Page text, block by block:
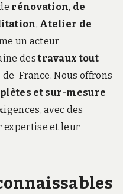
rénovation, de
, Atelier de
un acteur
destravaux tout
France. Nous offrons
et sur-mesure
avec des
expertise et leur